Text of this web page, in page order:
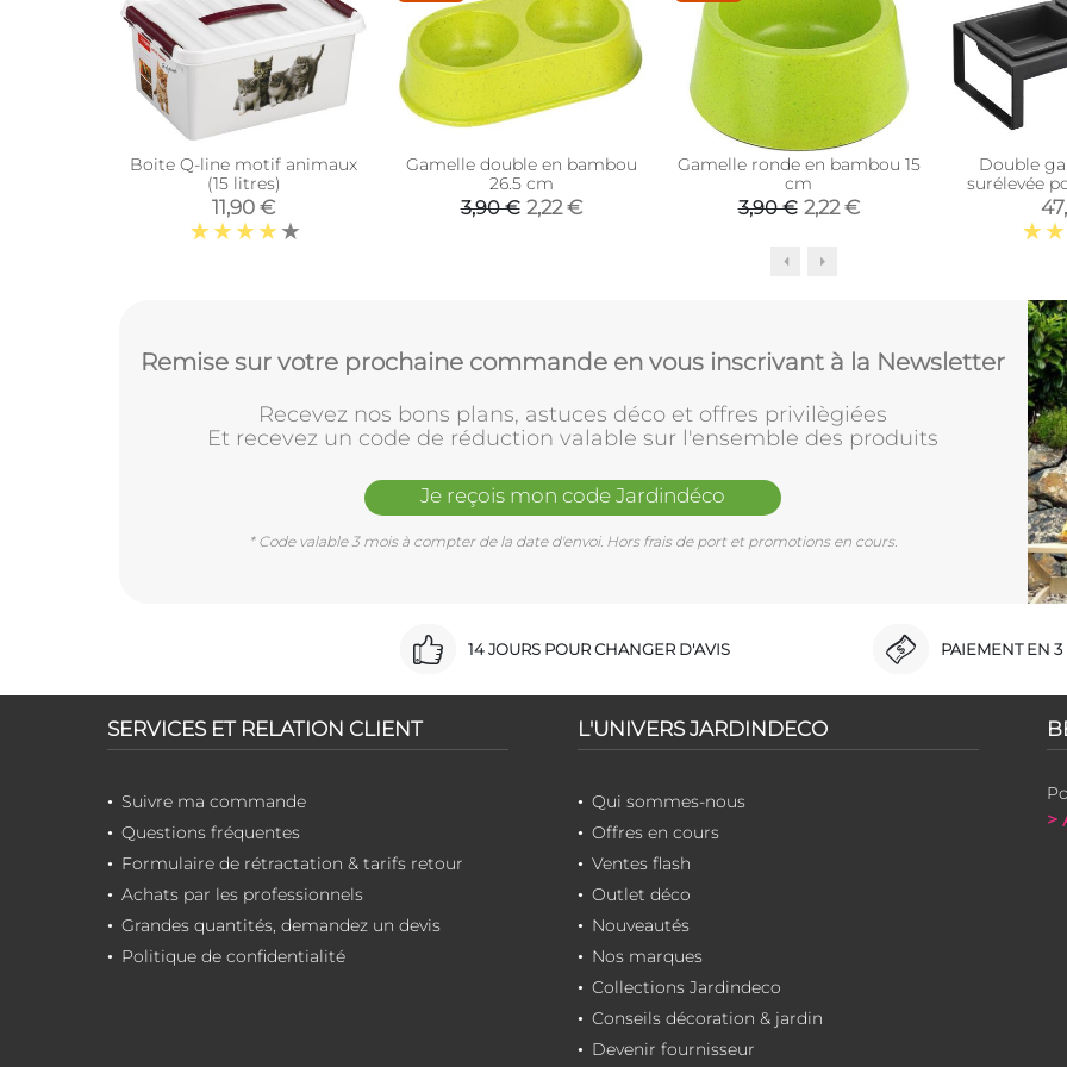
Boite Q-line motif animaux
(15 litres)
11,90 €
Gamelle double en bambou
26.5 cm
3,90 € 2,22 €
Gamelle ronde en bambou 15
cm
3,90 € 2,22 €
Double
surélevée
Remise sur votre prochaine commande en vous inscrivant à la Newsletter
Recevez nos bons plans, astuces déco et offres privilègiées
Et recevez un code de réduction valable sur l'ensemble des produits
Je reçois mon code Jardindéco
* Code valable 3 mois à compter de la date d'envoi. Hors frais de port et promotions en cours.
14 JOURS POUR CHANGER D'AVIS PAIEMENT EN 3
SERVICES ET RELATION CLIENT
Suivre ma commande
Questions fréquentes
Formulaire de rétractation & tarifs retour
Achats par les professionnels
Grandes quantités, demandez un devis
Politique de confidentialité
L'UNIVERS JARDINDECO
Qui sommes-nous
Offres en cours
Ventes flash
Outlet déco
Nouveautés
Nos marques
Collections Jardindeco
Conseils décoration & jardin
Devenir fournisseur
>